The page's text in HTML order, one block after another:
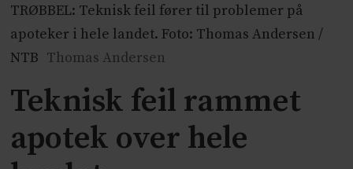
TRØBBEL: Teknisk feil fører til problemer på
apoteker i hele landet. Foto: Thomas Andersen /
NTB Thomas Andersen
Teknisk feil rammet
apotek over hele